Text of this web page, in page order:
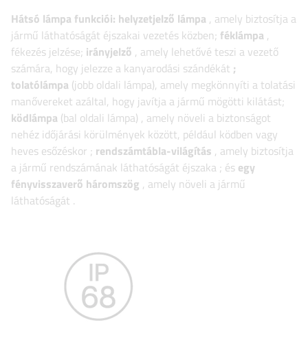
Hátsó lámpa funkciói: helyzetjelző lámpa , amely biztosítja a
jármű láthatóságát éjszakai vezetés közben; féklámpa ,
fékezés jelzése; irányjelző , amely lehetővé teszi a vezető
számára, hogy jelezze a kanyarodási szándékát ;
tolatólámpa (jobb oldali lámpa), amely megkönnyíti a tolatási
manővereket azáltal, hogy javítja a jármű mögötti kilátást;
ködlámpa (bal oldali lámpa) , amely növeli a biztonságot
nehéz időjárási körülmények között, például ködben vagy
heves esőzéskor ; rendszámtábla-világítás , amely biztosítja
a jármű rendszámának láthatóságát éjszaka ; és egy
fényvisszaverő háromszög , amely növeli a jármű
láthatóságát .